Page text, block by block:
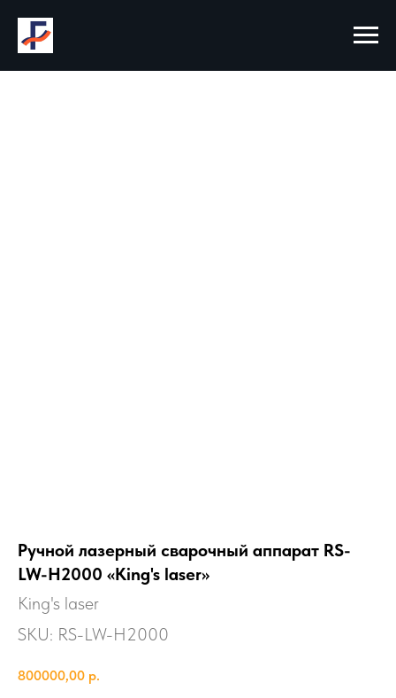
Ручной лазерный сварочный аппарат RS-
LW-H2000 «King's laser»
King's laser
SKU: RS-LW-H2000
800000,00 р.